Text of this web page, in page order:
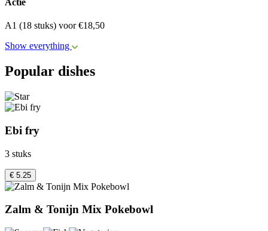
Actie
A1 (18 stuks) voor €18,50
Show everything
Popular dishes
Ebi fry
3 stuks
€ 5.25
Zalm & Tonijn Mix Pokebowl